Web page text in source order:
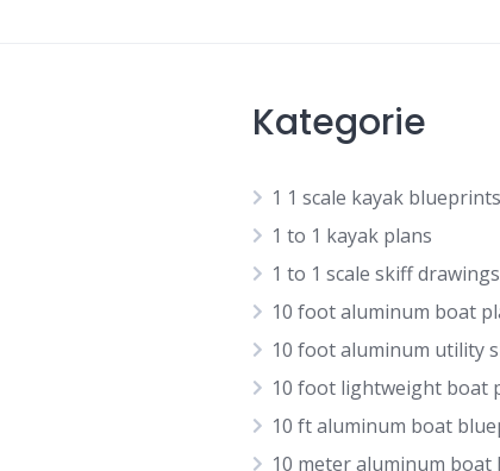
Kategorie
1 1 scale kayak blueprints
1 to 1 kayak plans
1 to 1 scale skiff drawings
10 foot aluminum boat
10 foot aluminum utility
10 foot lightweight boat
10 ft aluminum boat
10 meter aluminum boat